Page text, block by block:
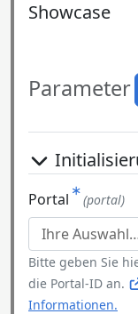
Showcase
Parameter
Portal (portal)
Bitte geben Sie
die Portal-ID an.
Informationen.